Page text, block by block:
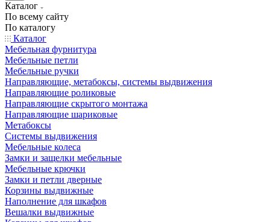
Каталог
По всему сайту
По каталогу
Каталог
Мебельная фурнитура
Мебельные петли
Мебельные ручки
Направляющие, метабоксы, системы выдвижения
Направляющие роликовые
Направляющие скрытого монтажа
Направляющие шариковые
Метабоксы
Системы выдвижения
Мебельные колеса
Замки и защелки мебельные
Мебельные крючки
Замки и петли дверные
Корзины выдвижные
Наполнение для шкафов
Вешалки выдвижные